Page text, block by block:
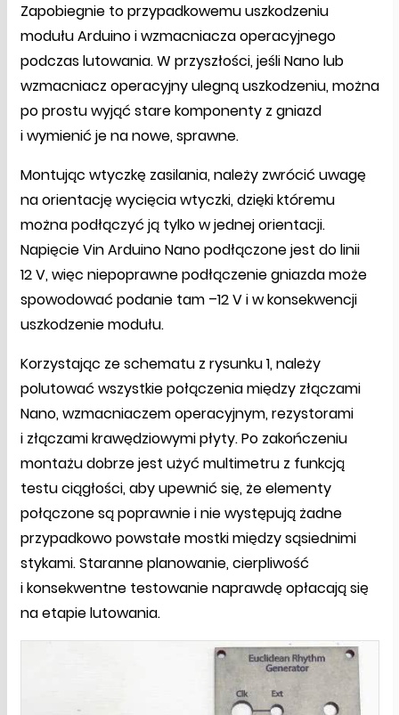
Zapobiegnie to przypadkowemu uszkodzeniu
modułu Arduino i wzmacniacza operacyjnego
podczas lutowania. W przyszłości, jeśli Nano lub
wzmacniacz operacyjny ulegną uszkodzeniu, można
po prostu wyjąć stare komponenty z gniazd
i wymienić je na nowe, sprawne.
Montując wtyczkę zasilania, należy zwrócić uwagę
na orientację wycięcia wtyczki, dzięki któremu
można podłączyć ją tylko w jednej orientacji.
Napięcie Vin Arduino Nano podłączone jest do linii
12 V, więc niepoprawne podłączenie gniazda może
spowodować podanie tam –12 V i w konsekwencji
uszkodzenie modułu.
Korzystając ze schematu z rysunku 1, należy
polutować wszystkie połączenia między złączami
Nano, wzmacniaczem operacyjnym, rezystorami
i złączami krawędziowymi płyty. Po zakończeniu
montażu dobrze jest użyć multimetru z funkcją
testu ciągłości, aby upewnić się, że elementy
połączone są poprawnie i nie występują żadne
przypadkowo powstałe mostki między sąsiednimi
stykami. Staranne planowanie, cierpliwość
i konsekwentne testowanie naprawdę opłacają się
na etapie lutowania.